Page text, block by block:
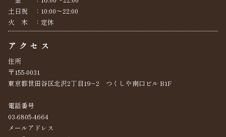
土日祝 ：10:00～22:00
火 木 ：定休
アクセス
住所
〒155-0031
東京都世田谷区北沢2丁目19−2 つくしや南口ビル B1F
電話番号
03-6805-4664
メールアドレス